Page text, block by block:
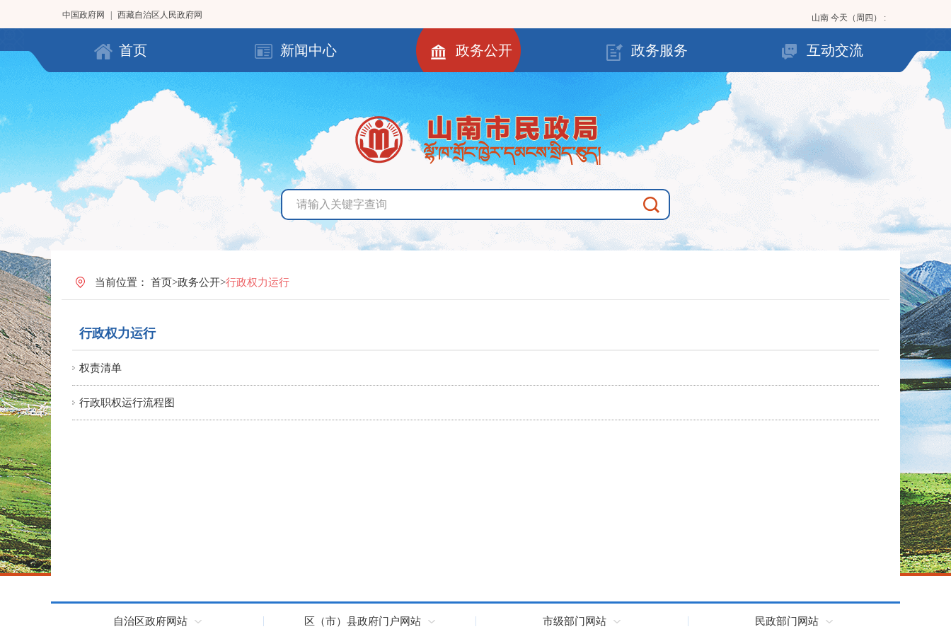
中国政府网 西藏自治区人民政府网 山南 今天（周四） :
首页 新闻中心 政务公开 政务服务 互动交流
当前位置： 首页>政务公开>行政权力运行
行政权力运行
权责清单
行政职权运行流程图
自治区政府网站 区（市）县政府门户网站 市级部门网站 民政部门网站